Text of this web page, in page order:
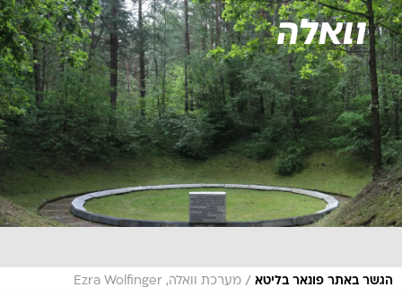
הגשר באתר פונאר בליטא / מערכת וואלה, Ezra Wolfinger